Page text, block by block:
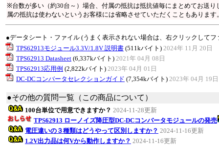
※台数が多い（約30台～）場合、付属の抵抗は抵抗値毎にまとめてお送
属の抵抗は使わないというお客様には省略させていただくこともあります
●データシート・ファイル (うまく表示されない場合は、右クリックして
TPS62913モジュール3.3V/1.8V 説明書 (511kバイト) 2024年 11月 20日
TPS62913 Datasheet (6,337kバイト) 2021年 04月 08日
TPS62913応用例 (2,822kバイト) 2023年 04月 01日
DC-DCコンバータセレクションガイド (7,354kバイト) 2023年 04月 19日
●その他の質問一覧（この商品について）
100台単位で用意できますか？ 2024-11-28更新
TPS62913 ローノイズ降圧型DC-DCコンバータモジュールの発売
電圧違いの３種類はどうやって区別しますか？ 2024-11-16更新
1.2V出力品は何Vから動作しますか？ 2024-11-16更新